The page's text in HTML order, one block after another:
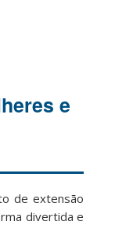
e
de extensão
divertida e